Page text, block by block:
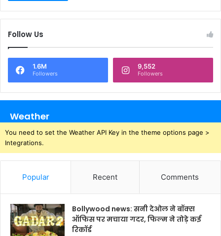
Follow Us
1.6M
Followers
9,552
Followers
Weather
You need to set the Weather API Key in the theme options page >
Integrations.
Popular Recent Comments
Bollywood news: सनी देओल ने बॉक्स
ऑफिस पर मचाया गदर, फिल्म ने तोड़े कई
रिकॉर्ड